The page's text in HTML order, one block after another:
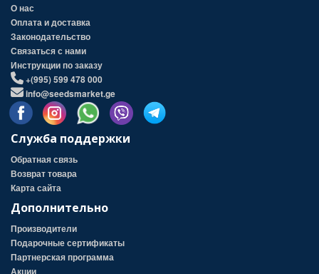
О нас
Оплата и доставка
Законодательство
Связаться с нами
Инструкции по заказу
+(995) 599 478 000
info@seedsmarket.ge
Служба поддержки
Обратная связь
Возврат товара
Карта сайта
Дополнительно
Производители
Подарочные сертификаты
Партнерская программа
Акции